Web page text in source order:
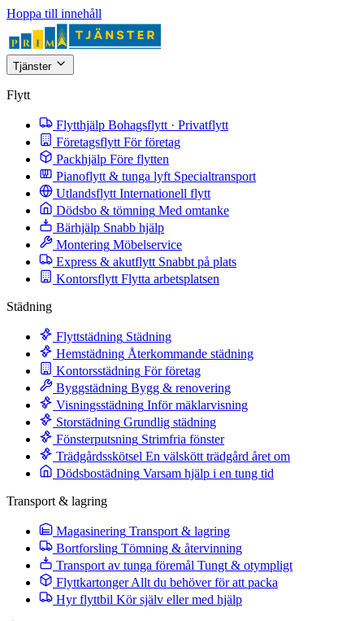
Hoppa till innehåll
Tjänster
Flytt
Flytthjälp Bohagsflytt · Privatflytt
Företagsflytt För företag
Packhjälp Före flytten
Pianoflytt & tunga lyft Specialtransport
Utlandsflytt Internationell flytt
Dödsbo & tömning Med omtanke
Bärhjälp Snabb hjälp
Montering Möbelservice
Express & akutflytt Snabbt på plats
Kontorsflytt Flytta arbetsplatsen
Städning
Flyttstädning Städning
Hemstädning Återkommande städning
Kontorsstädning För företag
Byggstädning Bygg & renovering
Visningsstädning Inför mäklarvisning
Storstädning Grundlig städning
Fönsterputsning Strimfria fönster
Trädgårdsskötsel En välskött trädgård året om
Dödsbostädning Varsam hjälp i en tung tid
Transport & lagring
Magasinering Transport & lagring
Bortforsling Tömning & återvinning
Transport av tunga föremål Tungt & otympligt
Flyttkartonger Allt du behöver för att packa
Hyr flyttbil Kör själv eller med hjälp